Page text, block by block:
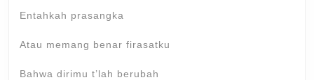
Entahkah prasangka
Atau memang benar firasatku
Bahwa dirimu t’lah berubah